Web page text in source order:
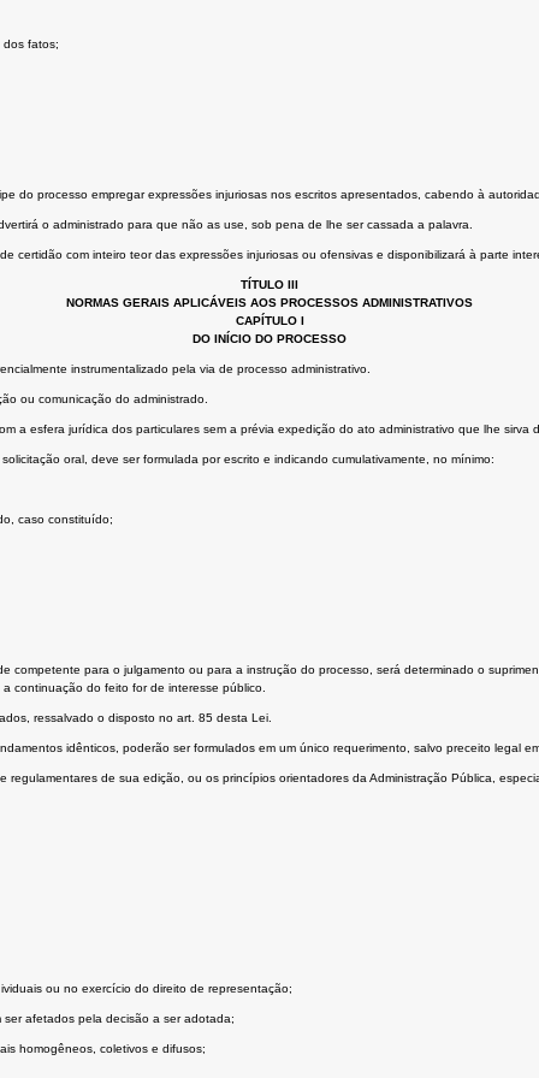
dos fatos;
do processo empregar expressões injuriosas nos escritos apresentados, cabendo à
o administrado para que não as use, sob pena de lhe ser cassada a palavra.
certidão com inteiro teor das expressões injuriosas ou ofensivas e disponibilizará à parte
TÍTULO III
NORMAS GERAIS APLICÁVEIS AOS PROCESSOS ADMINISTRATIVOS
CAPÍTULO I
DO INÍCIO DO PROCESSO
instrumentalizado pela via de processo administrativo.
ou comunicação do administrado.
a esfera jurídica dos particulares sem a prévia expedição do ato administrativo que lhe
oral, deve ser formulada por escrito e indicando cumulativamente, no mínimo:
caso constituído;
competente para o julgamento ou para a instrução do processo, será determinado o
continuação do feito for de interesse público.
ressalvado o disposto no art. 85 desta Lei.
idênticos, poderão ser formulados em um único requerimento, salvo preceito legal
de sua edição, ou os princípios orientadores da Administração Pública,
ou no exercício do direito de representação;
afetados pela decisão a ser adotada;
homogêneos, coletivos e difusos;